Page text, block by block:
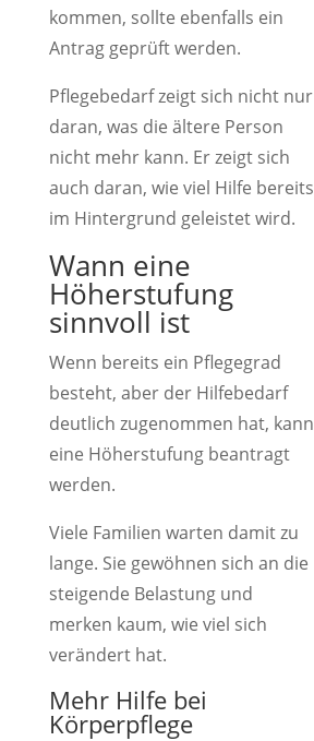
kommen, sollte ebenfalls ein
Antrag geprüft werden.
Pflegebedarf zeigt sich nicht nur
daran, was die ältere Person
nicht mehr kann. Er zeigt sich
auch daran, wie viel Hilfe bereits
im Hintergrund geleistet wird.
Wann eine
Höherstufung
sinnvoll ist
Wenn bereits ein Pflegegrad
besteht, aber der Hilfebedarf
deutlich zugenommen hat, kann
eine Höherstufung beantragt
werden.
Viele Familien warten damit zu
lange. Sie gewöhnen sich an die
steigende Belastung und
merken kaum, wie viel sich
verändert hat.
Mehr Hilfe bei
Körperpflege